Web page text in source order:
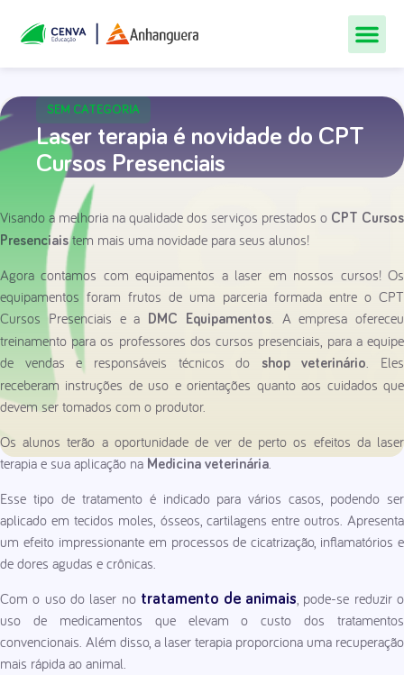
SEM CATEGORIA
Laser terapia é novidade do CPT
Cursos Presenciais
Visando a melhoria na qualidade dos serviços prestados o CPT Cursos
Presenciaistem mais uma novidade para seus alunos!
Agora contamos com equipamentos a laser em nossos cursos! Os
equipamentos foram frutos de uma parceria formada entre o CPT
Cursos Presenciais e a
DMC Equipamentos. A empresa ofereceu
treinamento para os professores dos cursos presenciais, para a equipe
de vendas e responsáveis técnicos do
shop veterinário. Eles
receberam instruções de uso e orientações quanto aos cuidados que
devem ser tomados com o produtor.
Os alunos terão a oportunidade de ver de perto os efeitos da laser
terapia e sua aplicação naMedicina veterinária.
Esse tipo de tratamento é indicado para vários casos, podendo ser
aplicado em tecidos moles, ósseos, cartilagens entre outros. Apresenta
um efeito impressionante em processos de cicatrização, inflamatórios e
de dores agudas e crônicas.
Com o uso do laser notratamento de animais , pode-se reduzir o
uso de medicamentos que elevam o custo dos tratamentos
convencionais. Além disso, a laser terapia proporciona uma recuperação
mais rápida ao animal.